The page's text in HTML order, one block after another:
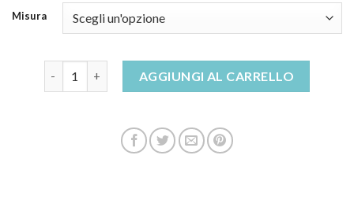
Misura
AGGIUNGI AL CARRELLO